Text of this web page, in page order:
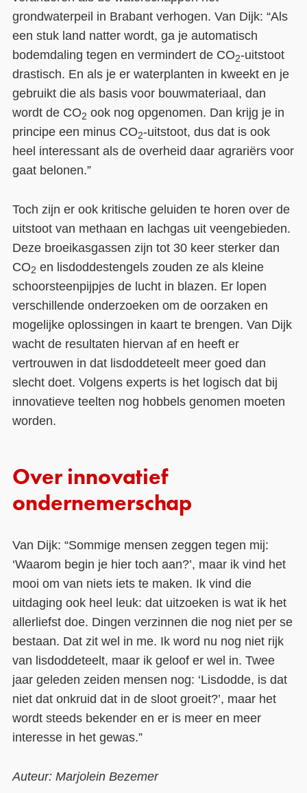
grondwaterpeil in Brabant verhogen. Van Dijk: “Als
een stuk land natter wordt, ga je automatisch
bodemdaling tegen en vermindert de CO2-uitstoot
drastisch. En als je er waterplanten in kweekt en je
gebruikt die als basis voor bouwmateriaal, dan
wordt de CO2 ook nog opgenomen. Dan krijg je in
principe een minus CO2-uitstoot, dus dat is ook
heel interessant als de overheid daar agrariërs voor
gaat belonen.”
Toch zijn er ook kritische geluiden te horen over de
uitstoot van methaan en lachgas uit veengebieden.
Deze broeikasgassen zijn tot 30 keer sterker dan
CO2 en lisdoddestengels zouden ze als kleine
schoorsteenpijpjes de lucht in blazen. Er lopen
verschillende onderzoeken om de oorzaken en
mogelijke oplossingen in kaart te brengen. Van Dijk
wacht de resultaten hiervan af en heeft er
vertrouwen in dat lisdoddeteelt meer goed dan
slecht doet. Volgens experts is het logisch dat bij
innovatieve teelten nog hobbels genomen moeten
worden.
Over innovatief
ondernemerschap
Van Dijk: “Sommige mensen zeggen tegen mij:
‘Waarom begin je hier toch aan?’, maar ik vind het
mooi om van niets iets te maken. Ik vind die
uitdaging ook heel leuk: dat uitzoeken is wat ik het
allerliefst doe. Dingen verzinnen die nog niet per se
bestaan. Dat zit wel in me. Ik word nu nog niet rijk
van lisdoddeteelt, maar ik geloof er wel in. Twee
jaar geleden zeiden mensen nog: ‘Lisdodde, is dat
niet dat onkruid dat in de sloot groeit?’, maar het
wordt steeds bekender en er is meer en meer
interesse in het gewas.”
Auteur: Marjolein Bezemer